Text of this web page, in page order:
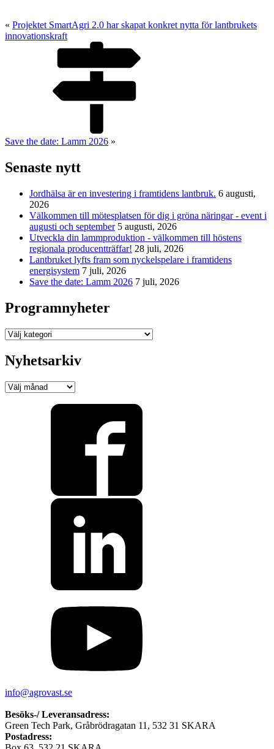
« Projektet SmartAgri 2.0 har skapat konkret nytta för lantbrukets
innovationskraft
Save the date: Lamm 2026 »
Senaste nytt
Jordhälsa är en investering i framtidens lantbruk. 6 augusti,
2026
Välkommen till mötesplatsen för dig i gröna näringar - event i
augusti och september 5 augusti, 2026
Utveckla din lammproduktion - välkommen till höstens
regionala producentträffar! 28 juli, 2026
Lantbruket lyfts fram som nyckelspelare i framtidens
energisystem 7 juli, 2026
Save the date: Lamm 2026 7 juli, 2026
Programnyheter
Programnyheter
Nyhetsarkiv
Nyhetsarkiv
info@agrovast.se
Besöks-/ Leveransadress:
Green Tech Park, Gråbrödragatan 11, 532 31 SKARA
Postadress: